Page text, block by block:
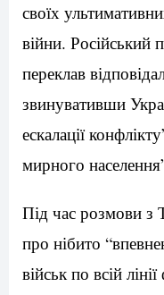
своїх
війни. Російський
переклав
звинувативши
ескалації
мирного
Під час розмови з
про нібито
військ по всій